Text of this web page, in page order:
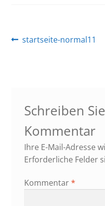
Vorheriger
startseite-normal11
Schreiben
Kommentar
Ihre E-Mail-Adresse
Erforderliche Felder
Kommentar*